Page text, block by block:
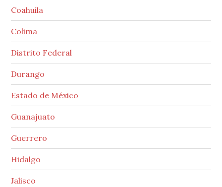
Coahuila
Colima
Distrito Federal
Durango
Estado de México
Guanajuato
Guerrero
Hidalgo
Jalisco